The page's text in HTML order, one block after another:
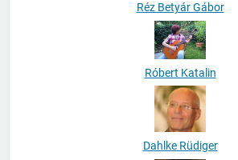
Réz Betyár Gábor
Róbert Katalin
Dahlke Rüdiger